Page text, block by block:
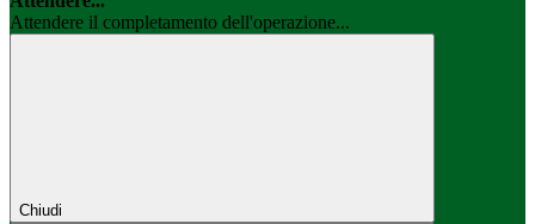
Attendere il completamento dell'operazione...
Chiudi